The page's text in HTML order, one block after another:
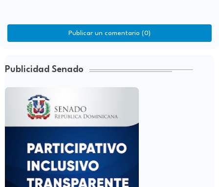
Publicar un comentario (0)
Publicidad Senado